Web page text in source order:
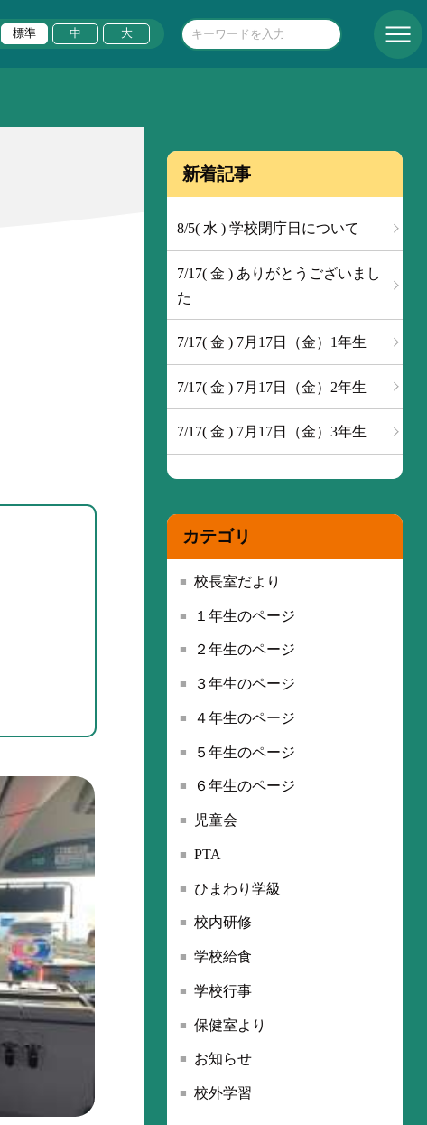
標準 中 大
新着記事
8/5( 水 ) 学校閉庁日について
7/17( 金 ) ありがとうございまし
た
7/17( 金 ) 7月17日（金）1年生
7/17( 金 ) 7月17日（金）2年生
7/17( 金 ) 7月17日（金）3年生
カテゴリ
校長室だより
１年生のページ
２年生のページ
３年生のページ
４年生のページ
５年生のページ
６年生のページ
児童会
PTA
ひまわり学級
校内研修
学校給食
学校行事
保健室より
お知らせ
校外学習